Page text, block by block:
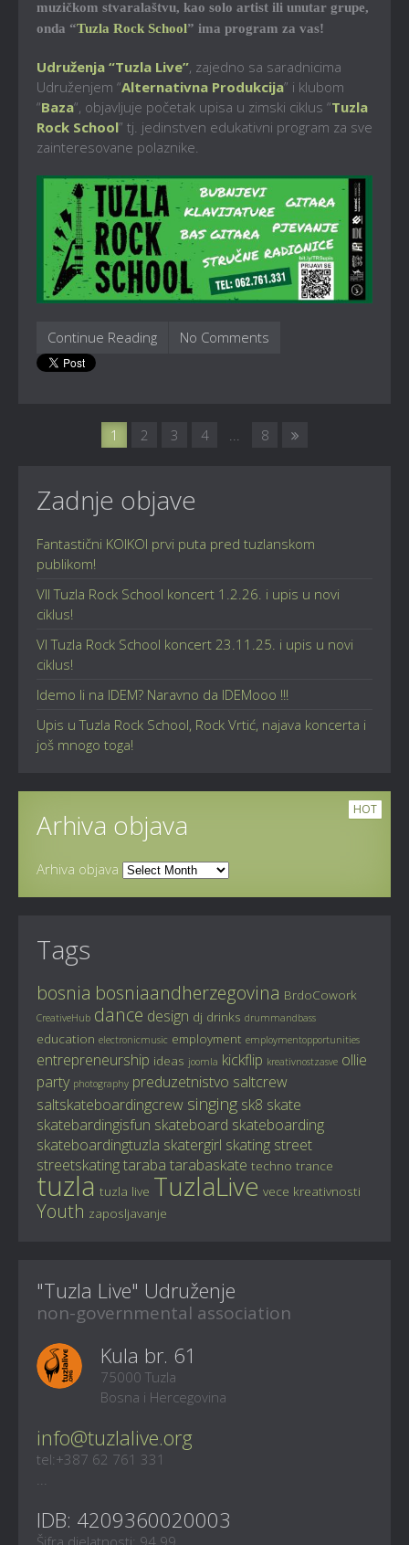
muzičkom stvaralaštvu, kao solo artist ili unutar grupe,
onda “Tuzla Rock School” ima program za vas!
Udruženja “Tuzla Live”, zajedno sa saradnicima
Udruženjem “Alternativna Produkcija” i klubom
“Baza“, objavljuje početak upisa u zimski ciklus “Tuzla
Rock School” tj. jedinstven edukativni program za sve
zainteresovane polaznike.
Continue Reading No Comments
1 2 3 4 ... 8
Zadnje objave
Fantastični KOIKOI prvi puta pred tuzlanskom
publikom!
VII Tuzla Rock School koncert 1.2.26. i upis u novi
ciklus!
VI Tuzla Rock School koncert 23.11.25. i upis u novi
ciklus!
Idemo li na IDEM? Naravno da IDEMooo !!!
Upis u Tuzla Rock School, Rock Vrtić, najava koncerta i
još mnogo toga!
HOT
Arhiva objava
Arhiva objava
Tags
bosnia bosniaandherzegovina BrdoCowork
CreativeHub dance design dj drinks drummandbass
education electronicmusic employment employmentopportunities
entrepreneurship ideas joomla kickflip kreativnostzasve ollie
party photography preduzetnistvo saltcrew
saltskateboardingcrew singing sk8 skate
skatebardingisfun skateboard skateboarding
skateboardingtuzla skatergirl skating street
streetskatingtaraba tarabaskate techno trance
tuzla tuzla live TuzlaLive vece kreativnosti
Youth zaposljavanje
"Tuzla Live" Udruženje
non-governmental association
Kula br. 61
75000 Tuzla
Bosna i Hercegovina
info@tuzlalive.org
tel:+387 62 761 331
...
IDB: 4209360020003